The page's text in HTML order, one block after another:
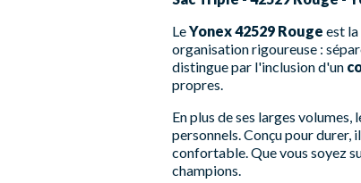
LeYonex 42529 Rouge est
organisation rigoureuse :
distingue par l'inclusion d'un
propres.
En plus de ses larges volumes,
personnels. Conçu pour
confortable. Que vous soyez
champions.